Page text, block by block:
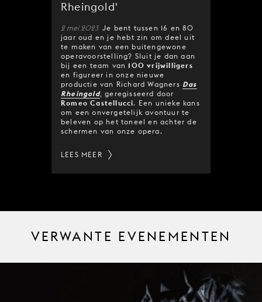
Rheingold'
2 mei 2023 Je bent tussen 16 en 80
jaar oud en je hebt zin om deel uit
te maken van een buitengewone
operavoorstelling? Sluit je dan aan
bij een team van 100 vrijwilligers
en figureer in onze nieuwe
productie van Richard Wagners Das
Rheingold, geregisseerd door
Romeo Castellucci. Een unieke kans
om een onvergetelijk avontuur te
beleven op het toneel en achter de
schermen van onze opera.
LEES MEER
VERWANTE EVENEMENTEN